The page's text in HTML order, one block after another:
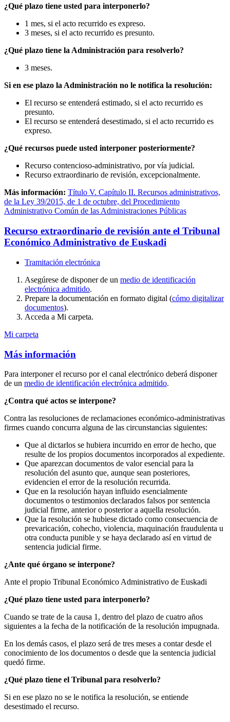
¿Qué plazo tiene usted para interponerlo?
1 mes, si el acto recurrido es expreso.
3 meses, si el acto recurrido es presunto.
¿Qué plazo tiene la Administración para resolverlo?
3 meses.
Si en ese plazo la Administración no le notifica la resolución:
El recurso se entenderá estimado, si el acto recurrido es
presunto.
El recurso se entenderá desestimado, si el acto recurrido es
expreso.
¿Qué recursos puede usted interponer posteriormente?
Recurso contencioso-administrativo, por vía judicial.
Recurso extraordinario de revisión, excepcionalmente.
Más información: Título V. Capítulo II. Recursos administrativos,
de la Ley 39/2015, de 1 de octubre, del Procedimiento
Administrativo Común de las Administraciones Públicas
Recurso extraordinario de revisión ante el Tribunal
Económico Administrativo de Euskadi
Tramitación electrónica
Asegúrese de disponer de un medio de identificación
electrónica admitido.
Prepare la documentación en formato digital (cómo digitalizar
documentos).
Acceda a Mi carpeta.
Mi carpeta
Más información
Para interponer el recurso por el canal electrónico deberá disponer
de un medio de identificación electrónica admitido.
¿Contra qué actos se interpone?
Contra las resoluciones de reclamaciones económico-administrativas
firmes cuando concurra alguna de las circunstancias siguientes:
Que al dictarlos se hubiera incurrido en error de hecho, que
resulte de los propios documentos incorporados al expediente.
Que aparezcan documentos de valor esencial para la
resolución del asunto que, aunque sean posteriores,
evidencien el error de la resolución recurrida.
Que en la resolución hayan influido esencialmente
documentos o testimonios declarados falsos por sentencia
judicial firme, anterior o posterior a aquella resolución.
Que la resolución se hubiese dictado como consecuencia de
prevaricación, cohecho, violencia, maquinación fraudulenta u
otra conducta punible y se haya declarado así en virtud de
sentencia judicial firme.
¿Ante qué órgano se interpone?
Ante el propio Tribunal Económico Administrativo de Euskadi
¿Qué plazo tiene usted para interponerlo?
Cuando se trate de la causa 1, dentro del plazo de cuatro años
siguientes a la fecha de la notificación de la resolución impugnada.
En los demás casos, el plazo será de tres meses a contar desde el
conocimiento de los documentos o desde que la sentencia judicial
quedó firme.
¿Qué plazo tiene el Tribunal para resolverlo?
Si en ese plazo no se le notifica la resolución, se entiende
desestimado el recurso.